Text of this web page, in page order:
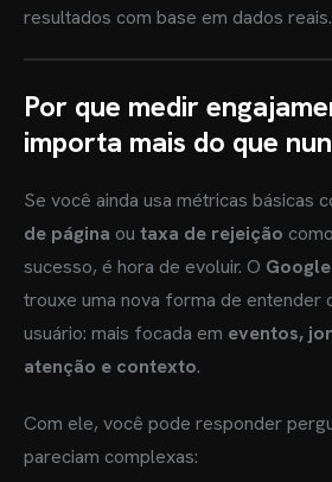
resultados com base em dados reais.
Por que medir
importa mais do que
Se você ainda usa métricas básicas
de página ou taxa de rejeição
sucesso, é hora de evoluir. O
trouxe uma nova forma de entender
usuário: mais focada em eventos,
atenção e contexto.
Com ele, você pode responder
pareciam complexas: